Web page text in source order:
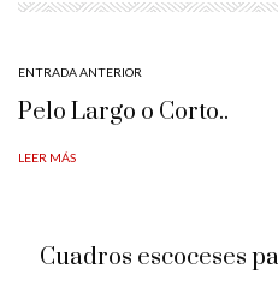
ENTRADA ANTERIOR
Pelo Largo o Corto..
LEER MÁS
Cuadros escoceses